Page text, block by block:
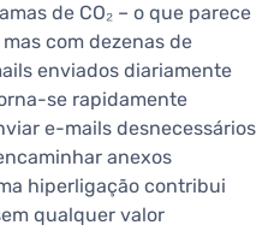
de CO₂ – o que parece
com dezenas de
enviados diariamente
se rapidamente
e-mails desnecessários
anexos
hiperligação contribui
qualquer valor